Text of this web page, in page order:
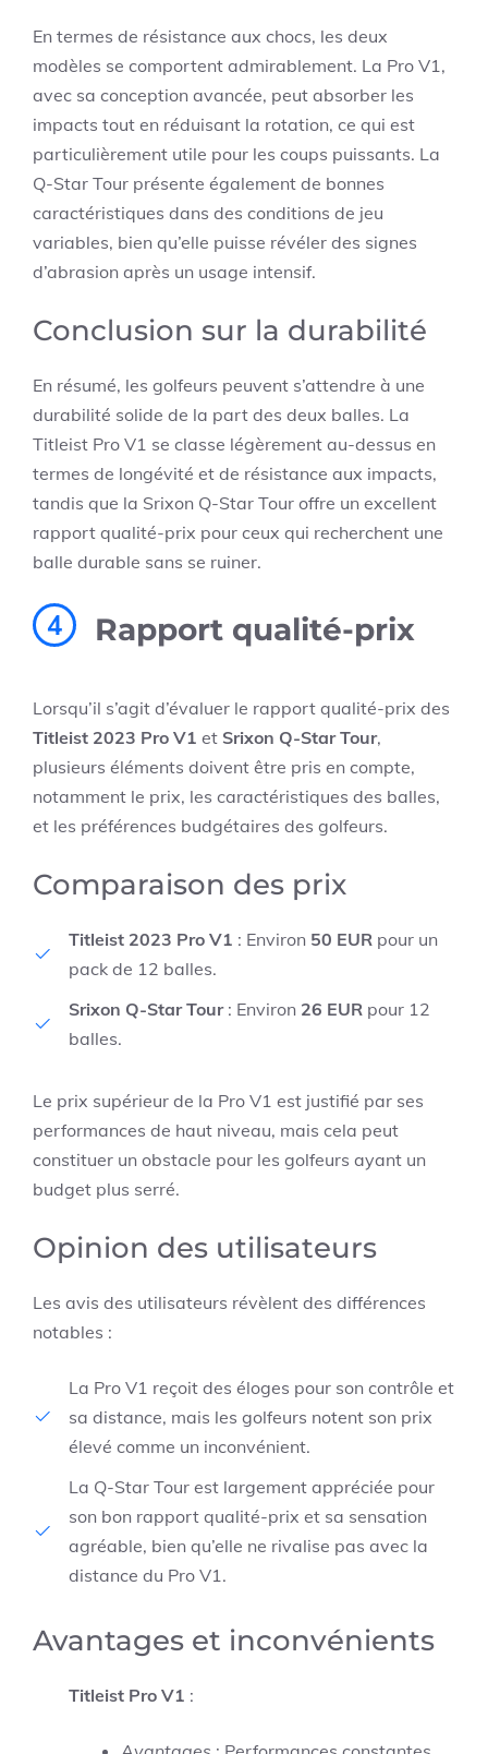
En termes de résistance aux chocs, les deux
modèles se comportent admirablement. La Pro V1,
avec sa conception avancée, peut absorber les
impacts tout en réduisant la rotation, ce qui est
particulièrement utile pour les coups puissants. La
Q-Star Tour présente également de bonnes
caractéristiques dans des conditions de jeu
variables, bien qu’elle puisse révéler des signes
d’abrasion après un usage intensif.
Conclusion sur la durabilité
En résumé, les golfeurs peuvent s’attendre à une
durabilité solide de la part des deux balles. La
Titleist Pro V1 se classe légèrement au-dessus en
termes de longévité et de résistance aux impacts,
tandis que la Srixon Q-Star Tour offre un excellent
rapport qualité-prix pour ceux qui recherchent une
balle durable sans se ruiner.
4 Rapport qualité-prix
Lorsqu’il s’agit d’évaluer le rapport qualité-prix des
Titleist 2023 Pro V1 et Srixon Q-Star Tour,
plusieurs éléments doivent être pris en compte,
notamment le prix, les caractéristiques des balles,
et les préférences budgétaires des golfeurs.
Comparaison des prix
Titleist 2023 Pro V1 : Environ 50 EUR pour un
pack de 12 balles.
Srixon Q-Star Tour: Environ 26 EUR pour 12
balles.
Le prix supérieur de la Pro V1 est justifié par ses
performances de haut niveau, mais cela peut
constituer un obstacle pour les golfeurs ayant un
budget plus serré.
Opinion des utilisateurs
Les avis des utilisateurs révèlent des différences
notables :
La Pro V1 reçoit des éloges pour son contrôle et
sa distance, mais les golfeurs notent son prix
élevé comme un inconvénient.
La Q-Star Tour est largement appréciée pour
son bon rapport qualité-prix et sa sensation
agréable, bien qu’elle ne rivalise pas avec la
distance du Pro V1.
Avantages et inconvénients
Titleist Pro V1 :